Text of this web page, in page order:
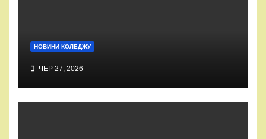
НОВИНИ КОЛЕДЖУ
ЧЕР 27, 2026